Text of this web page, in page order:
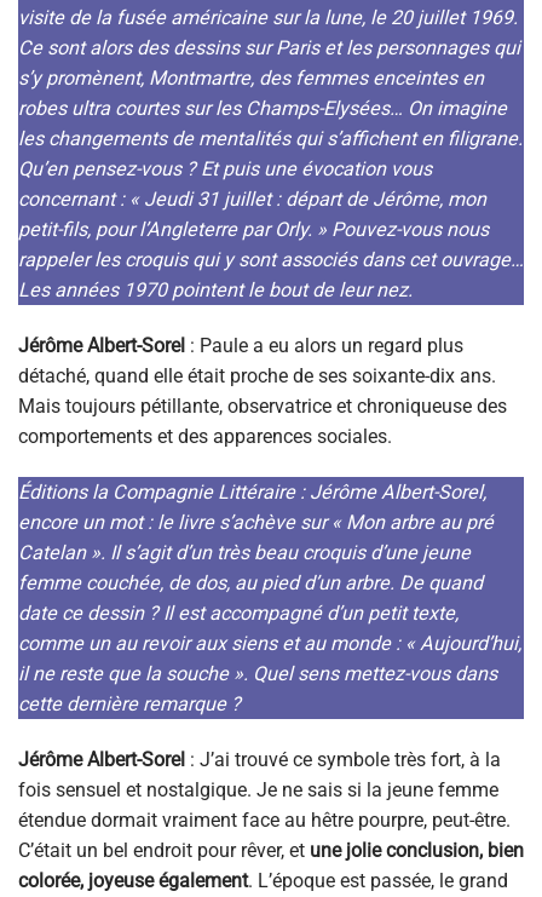
visite de la fusée américaine sur la lune, le 20 juillet 1969.
Ce sont alors des dessins sur Paris et les personnages qui
s’y promènent, Montmartre, des femmes enceintes en
robes ultra courtes sur les Champs-Elysées… On imagine
les changements de mentalités qui s’affichent en filigrane.
Qu’en pensez-vous ? Et puis une évocation vous
concernant : « Jeudi 31 juillet : départ de Jérôme, mon
petit-fils, pour l’Angleterre par Orly. » Pouvez-vous nous
rappeler les croquis qui y sont associés dans cet ouvrage…
Les années 1970 pointent le bout de leur nez.
Jérôme Albert-Sorel : Paule a eu alors un regard plus
détaché, quand elle était proche de ses soixante-dix ans.
Mais toujours pétillante, observatrice et chroniqueuse des
comportements et des apparences sociales.
Éditions la Compagnie Littéraire : Jérôme Albert-Sorel,
encore un mot : le livre s’achève sur « Mon arbre au pré
Catelan ». Il s’agit d’un très beau croquis d’une jeune
femme couchée, de dos, au pied d’un arbre. De quand
date ce dessin ? Il est accompagné d’un petit texte,
comme un au revoir aux siens et au monde : « Aujourd’hui,
il ne reste que la souche ». Quel sens mettez-vous dans
cette dernière remarque ?
Jérôme Albert-Sorel : J’ai trouvé ce symbole très fort, à la
fois sensuel et nostalgique. Je ne sais si la jeune femme
étendue dormait vraiment face au hêtre pourpre, peut-être.
C’était un bel endroit pour rêver, et une jolie conclusion, bien
colorée, joyeuse également. L’époque est passée, le grand